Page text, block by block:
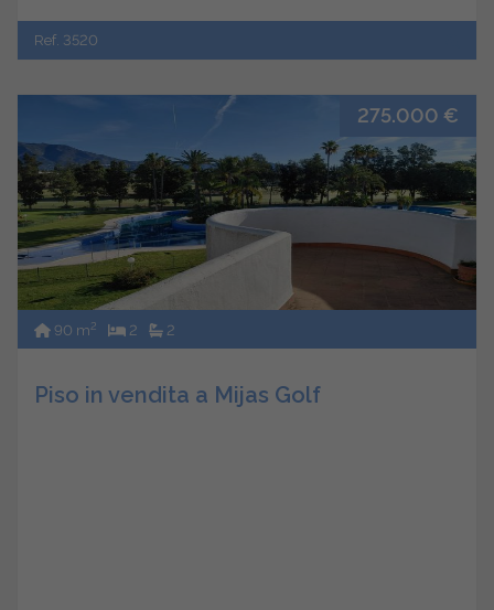
Ref. 3520
275.000 €
90 m2 2 2
Piso in vendita a Mijas Golf